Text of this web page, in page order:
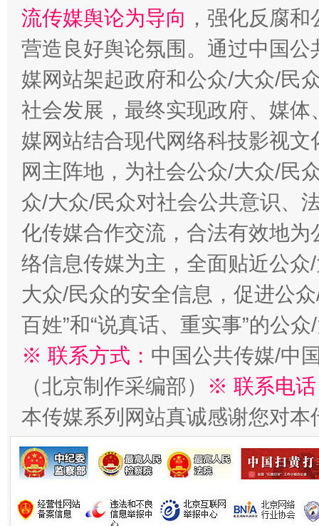
习近平的博鳌关键词
魏明亮
“刷贴”乱象丛生
生
揭批美国五大"原罪" "炒
流传媒舆论为导向 ，强化反腐
营造良好舆论氛围。通过中国
媒网站架起政府和公众/大众/民
社会发展，最终实现政府、媒
媒网站结合现代网络科技影视
网主阵地，为社会公众/大众/民
众/大众/民众对社会公共意识、
化传媒合作交流，合法有效地
络信息传媒为主，全面贴近公
大众/民众的安全信息，促进公
百姓”和“说真话、重实事”的公
※ 联系方式： 中国公共传媒/中
（北京制作采编部）
※ 联系电
本传媒系列网站真诚感谢您对